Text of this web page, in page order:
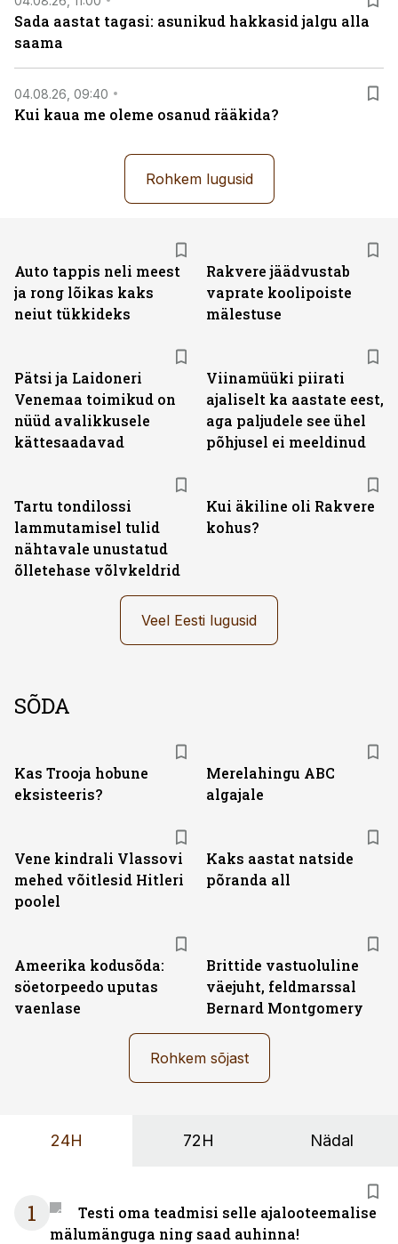
Sada aastat tagasi: asunikud hakkasid jalgu alla
saama
04.08.26, 09:40
Kui kaua me oleme osanud rääkida?
Rohkem lugusid
Auto tappis neli meest
ja rong lõikas kaks
neiut tükkideks
Rakvere jäädvustab
vaprate koolipoiste
mälestuse
Pätsi ja Laidoneri
Venemaa toimikud on
nüüd avalikkusele
kättesaadavad
Viinamüüki piirati
ajaliselt ka aastate eest,
aga paljudele see ühel
põhjusel ei meeldinud
Tartu tondilossi
lammutamisel tulid
nähtavale unustatud
õlletehase võlvkeldrid
Kui äkiline oli Rakvere
kohus?
Veel Eesti lugusid
SÕDA
Kas Trooja hobune
eksisteeris?
Merelahingu ABC
algajale
Vene kindrali Vlassovi
mehed võitlesid Hitleri
poolel
Kaks aastat natside
põranda all
Ameerika kodusõda:
söetorpeedo uputas
vaenlase
Brittide vastuoluline
väejuht, feldmarssal
Bernard Montgomery
Rohkem sõjast
24H 72H Nädal
1
Testi oma teadmisi selle ajalooteemalise
mälumänguga ning saad auhinna!